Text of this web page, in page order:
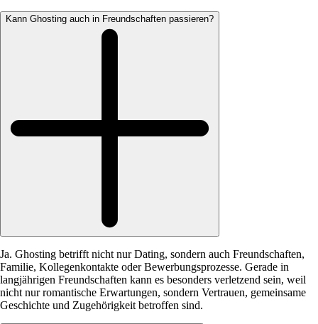
Kann Ghosting auch in Freundschaften passieren?
Ja. Ghosting betrifft nicht nur Dating, sondern auch Freundschaften,
Familie, Kollegenkontakte oder Bewerbungsprozesse. Gerade in
langjährigen Freundschaften kann es besonders verletzend sein, weil
nicht nur romantische Erwartungen, sondern Vertrauen, gemeinsame
Geschichte und Zugehörigkeit betroffen sind.